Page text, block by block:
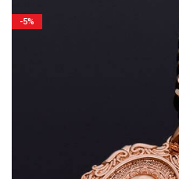
-5%